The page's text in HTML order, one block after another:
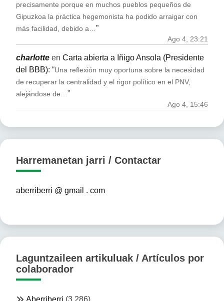
precisamente porque en muchos pueblos pequeños de
Gipuzkoa la práctica hegemonista ha podido arraigar con
más facilidad, debido a… ”
Ago 4, 23:21
charlotte en Carta abierta a Iñigo Ansola (Presidente
del BBB): “Una reflexión muy oportuna sobre la necesidad
de recuperar la centralidad y el rigor político en el PNV,
alejándose de… ”
Ago 4, 15:46
Harremanetan jarri / Contactar
aberriberri @ gmail . com
Laguntzaileen artikuluak / Artículos por
colaborador
Aberriberri (3.286)